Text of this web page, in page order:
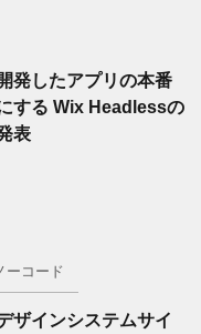
発したアプリの本番
する Wix Headlessの
表
ーコード
ザインシステムサイ